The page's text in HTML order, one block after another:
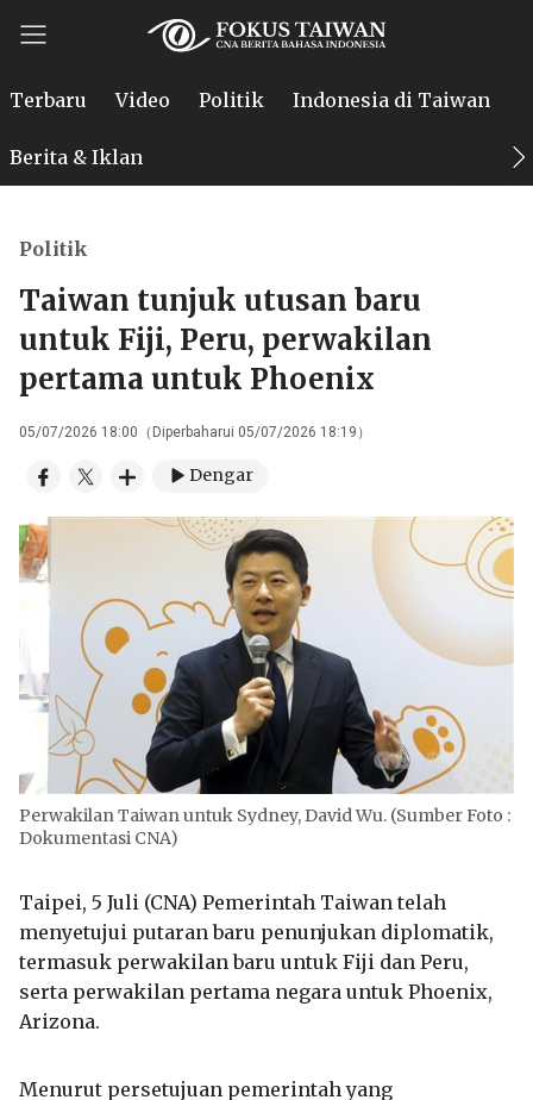
Terbaru Video Politik Indonesia di Taiwan
Berita & Iklan
Politik
Taiwan tunjuk utusan baru
untuk Fiji, Peru, perwakilan
pertama untuk Phoenix
05/07/2026 18:00（Diperbaharui 05/07/2026 18:19）
Dengar
Perwakilan Taiwan untuk Sydney, David Wu. (Sumber Foto :
Dokumentasi CNA)
Taipei, 5 Juli (CNA) Pemerintah Taiwan telah
menyetujui putaran baru penunjukan diplomatik,
termasuk perwakilan baru untuk Fiji dan Peru,
serta perwakilan pertama negara untuk Phoenix,
Arizona.
Menurut persetujuan pemerintah yang